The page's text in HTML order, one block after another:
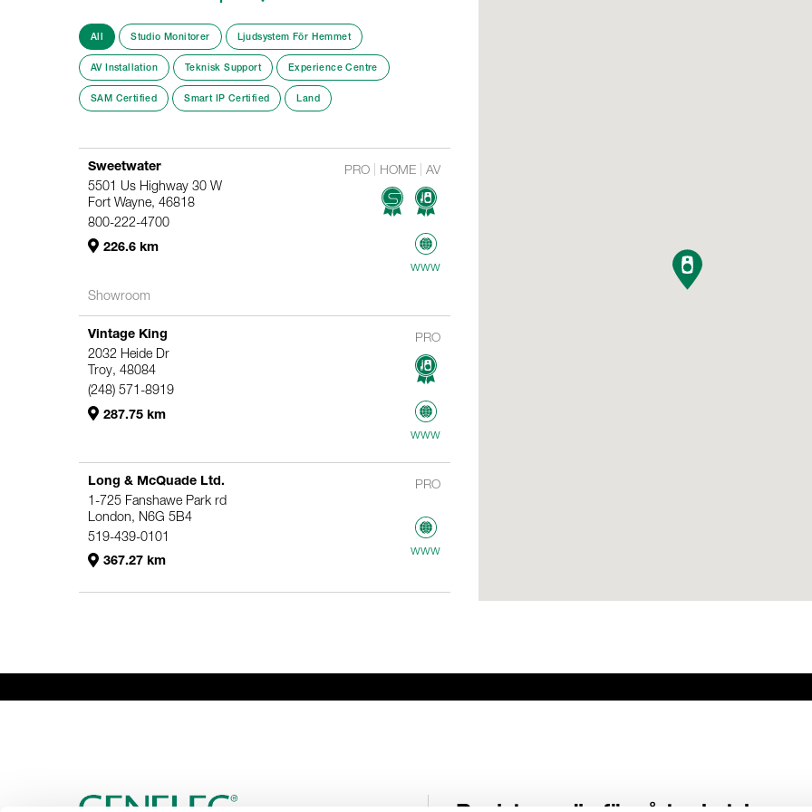
All Studio Monitorer Ljudsystem För Hemmet
AV Installation Teknisk Support Experience Centre
SAM Certified Smart IP Certified Land
Sweetwater
5501 Us Highway 30 W
Fort Wayne, 46818
800-222-4700
226.6 km
PRO HOME AV
www
Showroom
Vintage King
2032 Heide Dr
Troy, 48084
(248) 571-8919
287.75 km
PRO
www
Long & McQuade Ltd.
1-725 Fanshawe Park rd
London, N6G 5B4
519-439-0101
367.27 km
PRO
www